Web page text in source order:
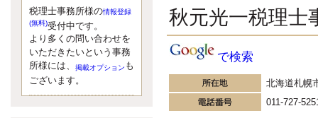
湘南BUN税理士事務所
湘南のぽっちゃり女性税理
士松村文子と湘南ＢＵ
また最近、税理士試験のご相談を
受けることおおくなりました。受
験申し込み受け付け開始になるか
税理士事務所様の情報登録
(無料)受付中です。
より多くの問い合わせを
いただきたいという事務
所様には、
掲載オプション も
ございます。
秋元光一税理士
で検索
北海道札幌
011-727-